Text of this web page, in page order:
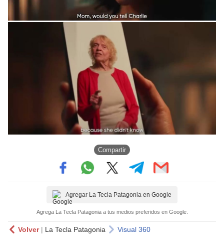
Compartir
Agregar La Tecla Patagonia en Google
Agrega La Tecla Patagonia a tus medios preferidos en Google.
Volver| La Tecla Patagonia Visual 360